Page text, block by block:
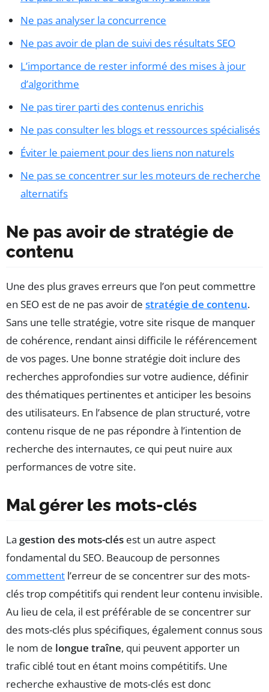
Ne pas analyser la concurrence
Ne pas avoir de plan de suivi des résultats SEO
L’importance de rester informé des mises à jour
d’algorithme
Ne pas tirer parti des contenus enrichis
Ne pas consulter les blogs et ressources spécialisés
Éviter le paiement pour des liens non naturels
Ne pas se concentrer sur les moteurs de recherche
alternatifs
Ne pas avoir de stratégie de
contenu
Une des plus graves erreurs que l’on peut commettre
en SEO est de ne pas avoir de stratégie de contenu.
Sans une telle stratégie, votre site risque de manquer
de cohérence, rendant ainsi difficile le référencement
de vos pages. Une bonne stratégie doit inclure des
recherches approfondies sur votre audience, définir
des thématiques pertinentes et anticiper les besoins
des utilisateurs. En l’absence de plan structuré, votre
contenu risque de ne pas répondre à l’intention de
recherche des internautes, ce qui peut nuire aux
performances de votre site.
Mal gérer les mots-clés
La gestion des mots-clés est un autre aspect
fondamental du SEO. Beaucoup de personnes
commettent l’erreur de se concentrer sur des mots-
clés trop compétitifs qui rendent leur contenu invisible.
Au lieu de cela, il est préférable de se concentrer sur
des mots-clés plus spécifiques, également connus sous
le nom de longue traîne, qui peuvent apporter un
trafic ciblé tout en étant moins compétitifs. Une
recherche exhaustive de mots-clés est donc